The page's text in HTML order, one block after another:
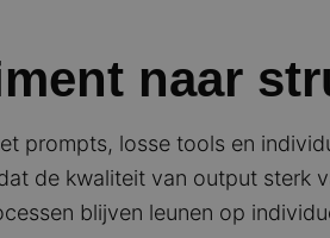
naar
prompts, losse tools en
de kwaliteit van output sterk
blijven leunen op